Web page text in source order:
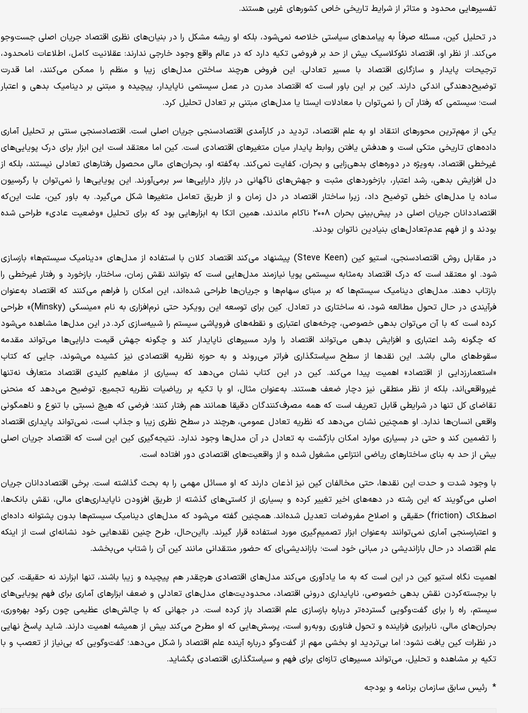
تفسیرهایی محدود و متاثر از شرایط تاریخی خاص کشورهای غربی هستند.
در تحلیل کین، مسئله صرفاً به پیامدهای سیاستی خلاصه نمی‌شود، بلکه او ریشه مشکل را در بنیان‌های نظری اقتصاد جریان اصلی جست‌وجو
می‌کند. از نظر او، اقتصاد نئوکلاسیک بیش از حد بر فروضی تکیه دارد که در عالم واقع وجود خارجی ندارند: عقلانیت کامل، اطلاعات نامحدود،
ترجیحات پایدار و سازگاری اقتصاد با مسیر تعادلی. این فروض هرچند ساختن مدل‌های زیبا و منظم را ممکن می‌کنند، اما قدرت
توضیح‌دهندگی اندکی دارند. کین بر این باور است که اقتصاد مدرن در عمل سیستمی ناپایدار، پیچیده و مبتنی بر دینامیک بدهی و اعتبار
است؛ سیستمی که رفتار آن را نمی‌توان با معادلات ایستا یا مدل‌های مبتنی بر تعادل تحلیل کرد.
یکی از مهم‌ترین محورهای انتقاد او به علم اقتصاد، تردید در کارآمدی اقتصادسنجی جریان اصلی است. اقتصادسنجی سنتی بر تحلیل آماری
داده‌های تاریخی متکی است و هدفش یافتن روابط پایدار میان متغیرهای اقتصادی است. کین اما معتقد است این ابزار برای درک پویایی‌های
غیرخطی اقتصاد، به‌ویژه در دوره‌های بدهی‌زایی و بحران، کفایت نمی‌کند. به‌گفته او، بحران‌های مالی محصول رفتارهای تعادلی نیستند، بلکه از
دل افزایش بدهی، رشد اعتبار، بازخوردهای مثبت و جهش‌های ناگهانی در بازار دارایی‌ها سر برمی‌آورند. این پویایی‌ها را نمی‌توان با رگرسیون
ساده یا مدل‌های خطی توضیح داد، زیرا ساختار اقتصاد در دل زمان و از طریق تعامل متغیرها شکل می‌گیرد. به باور کین، علت این‌که
اقتصاددانان جریان اصلی در پیش‌بینی بحران ۲۰۰۸ ناکام ماندند، همین اتکا به ابزارهایی بود که برای تحلیل «وضعیت عادی» طراحی شده
بودند و از فهم عدم‌تعادل‌های بنیادین ناتوان بودند.
در مقابل روش اقتصادسنجی، استیو کین (Steve Keen) پیشنهاد می‌کند اقتصاد کلان با استفاده از مدل‌های «دینامیک سیستم‌ها» بازسازی
شود. او معتقد است که درک اقتصاد به‌مثابه سیستمی پویا نیازمند مدل‌هایی است که بتوانند نقش زمان، ساختار، بازخورد و رفتار غیرخطی را
بازتاب دهند. مدل‌های دینامیک سیستم‌ها که بر مبنای سهام‌ها و جریان‌ها طراحی شده‌اند، این امکان را فراهم می‌کنند که اقتصاد به‌عنوان
فرآیندی در حال تحول مطالعه شود، نه ساختاری در تعادل. کین برای توسعه این رویکرد حتی نرم‌افزاری به نام «مینسکی (Minsky)» طراحی
کرده است که با آن می‌توان بدهی خصوصی، چرخه‌های اعتباری و نقطه‌های فروپاشی سیستم را شبیه‌سازی کرد. در این مدل‌ها مشاهده می‌شود
که چگونه رشد اعتباری و افزایش بدهی می‌تواند اقتصاد را وارد مسیرهای ناپایدار کند و چگونه جهش قیمت دارایی‌ها می‌تواند مقدمه
سقوط‌های مالی باشد. این نقدها از سطح سیاستگذاری فراتر می‌روند و به حوزه نظریه اقتصادی نیز کشیده می‌شوند، جایی که کتاب
«استعمارزدایی از اقتصاد» اهمیت پیدا می‌کند. کین در این کتاب نشان می‌دهد که بسیاری از مفاهیم کلیدی اقتصاد متعارف نه‌تنها
غیرواقعی‌اند، بلکه از نظر منطقی نیز دچار ضعف هستند. به‌عنوان مثال، او با تکیه بر ریاضیات نظریه تجمیع، توضیح می‌دهد که منحنی
تقاضای کل تنها در شرایطی قابل تعریف است که همه مصرف‌کنندگان دقیقا همانند هم رفتار کنند؛ فرضی که هیچ نسبتی با تنوع و ناهمگونی
واقعی انسان‌ها ندارد. او همچنین نشان می‌دهد که نظریه تعادل عمومی، هرچند در سطح نظری زیبا و جذاب است، نمی‌تواند پایداری اقتصاد
را تضمین کند و حتی در بسیاری موارد امکان بازگشت به تعادل در آن مدل‌ها وجود ندارد. نتیجه‌گیری کین این است که اقتصاد جریان اصلی
بیش از حد به بنای ساختارهای ریاضی انتزاعی مشغول شده و از واقعیت‌های اقتصادی دور افتاده است.
با وجود شدت و حدت این نقدها، حتی مخالفان کین نیز اذعان دارند که او مسائل مهمی را به بحث گذاشته است. برخی اقتصاددانان جریان
اصلی می‌گویند که این رشته در دهه‌های اخیر تغییر کرده و بسیاری از کاستی‌های گذشته از طریق افزودن ناپایداری‌های مالی، نقش بانک‌ها،
اصطکاک (friction) حقیقی و اصلاح مفروضات تعدیل شده‌اند. همچنین گفته می‌شود که مدل‌های دینامیک سیستم‌ها بدون پشتوانه داده‌ای
و اعتبارسنجی آماری نمی‌توانند به‌عنوان ابزار تصمیم‌گیری مورد استفاده قرار گیرند. بااین‌حال، طرح چنین نقدهایی خود نشانه‌ای است از اینکه
علم اقتصاد در حال بازاندیشی در مبانی خود است؛ بازاندیشی‌ای که حضور منتقدانی مانند کین آن را شتاب می‌بخشد.
اهمیت نگاه استیو کین در این است که به ما یادآوری می‌کند مدل‌های اقتصادی هرچقدر هم پیچیده و زیبا باشند، تنها ابزارند نه حقیقت. کین
با برجسته‌کردن نقش بدهی خصوصی، ناپایداری درونی اقتصاد، محدودیت‌های مدل‌های تعادلی و ضعف ابزارهای آماری برای فهم پویایی‌های
سیستم، راه را برای گفت‌وگویی گسترده‌تر درباره بازسازی علم اقتصاد باز کرده است. در جهانی که با چالش‌های عظیمی چون رکود بهره‌وری،
بحران‌های مالی، نابرابری فزاینده و تحول فناوری روبه‌رو است، پرسش‌هایی که او مطرح می‌کند بیش از همیشه اهمیت دارند. شاید پاسخ نهایی
در نظرات کین یافت نشود؛ اما بی‌تردید او بخشی مهم از گفت‌وگو درباره آینده علم اقتصاد را شکل می‌دهد؛ گفت‌وگویی که بی‌نیاز از تعصب و با
تکیه بر مشاهده و تحلیل، می‌تواند مسیرهای تازه‌ای برای فهم و سیاستگذاری اقتصادی بگشاید.
* رئیس سابق سازمان برنامه و بودجه